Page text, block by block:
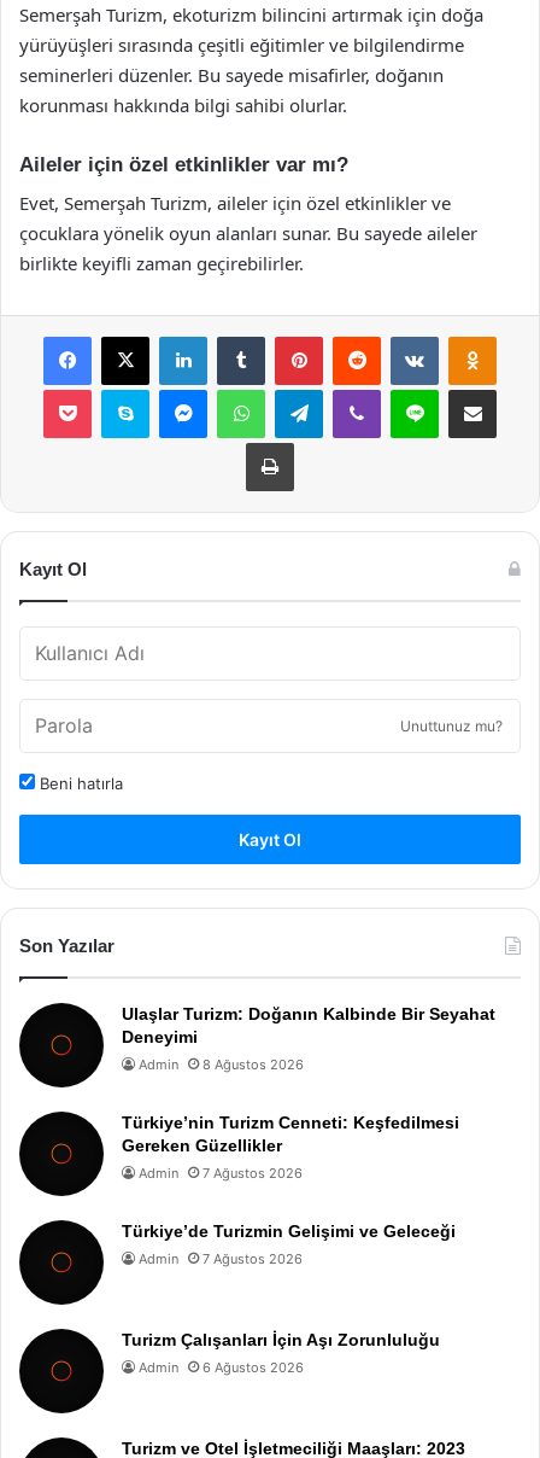
Semerşah Turizm, ekoturizm bilincini artırmak için doğa
yürüyüşleri sırasında çeşitli eğitimler ve bilgilendirme
seminerleri düzenler. Bu sayede misafirler, doğanın
korunması hakkında bilgi sahibi olurlar.
Aileler için özel etkinlikler var mı?
Evet, Semerşah Turizm, aileler için özel etkinlikler ve
çocuklara yönelik oyun alanları sunar. Bu sayede aileler
birlikte keyifli zaman geçirebilirler.
Facebook
X LinkedInTumblr PinterestReddit VKontakte
Pocket Skype MessengerWhatsAppTelegramViber Line E-Posta ile
Yazdır
Kayıt Ol
Unuttunuz mu?
Beni hatırla
Kayıt Ol
Son Yazılar
Ulaşlar Turizm: Doğanın Kalbinde Bir Seyahat
Deneyimi
Admin 8 Ağustos 2026
Türkiye’nin Turizm Cenneti: Keşfedilmesi
Gereken Güzellikler
Admin 7 Ağustos 2026
Türkiye’de Turizmin Gelişimi ve Geleceği
Admin 7 Ağustos 2026
Turizm Çalışanları İçin Aşı Zorunluluğu
Admin 6 Ağustos 2026
Turizm ve Otel İşletmeciliği Maaşları: 2023